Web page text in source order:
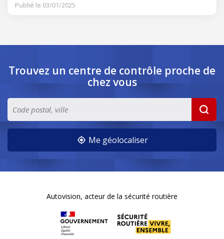
Publié le 03/01/2025
Trouvez un centre de contrôle proche de
chez vous
Me géolocaliser
Autovision, acteur de la sécurité routière